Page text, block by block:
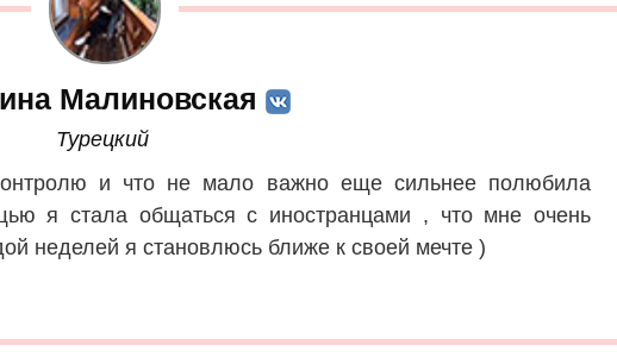
Малиновская
Турецкий
и что не мало важно еще сильнее полюбила
я стала общаться с иностранцами , что мне очень
неделей я становлюсь ближе к своей мечте )